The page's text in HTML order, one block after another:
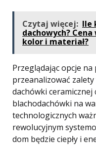
Czytaj więcej: Ile
dachowych?
kolor i materiał?
Przeglądając opcje
przeanalizować zalety
dachówki ceramicznej
blachodachówki na
technologicznych
rewolucyjnym
dom będzie ciepły i